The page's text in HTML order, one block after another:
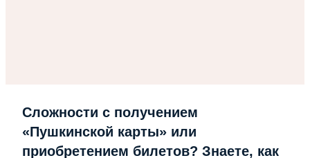
Сложности с получением
«Пушкинской карты» или
приобретением билетов? Знаете, как